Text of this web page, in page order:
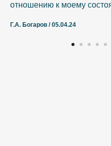
отношению к моему
Г.А. Богаров / 05.04.24